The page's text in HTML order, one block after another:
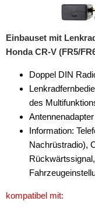
Einbauset mit
Honda CR-V (FR5/
Doppel DIN
des
Information:
Nachrüstradio),
kompatibel mit: